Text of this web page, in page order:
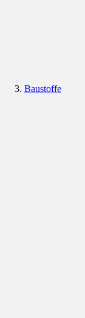
Baustoffe